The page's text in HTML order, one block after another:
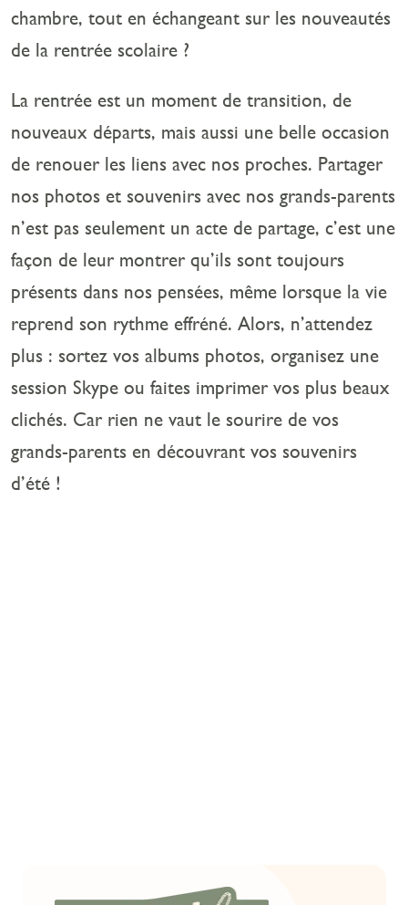
chambre, tout en échangeant sur les nouveautés
de la rentrée scolaire ?
La rentrée est un moment de transition, de
nouveaux départs, mais aussi une belle occasion
de renouer les liens avec nos proches. Partager
nos photos et souvenirs avec nos grands-parents
n’est pas seulement un acte de partage, c’est une
façon de leur montrer qu’ils sont toujours
présents dans nos pensées, même lorsque la vie
reprend son rythme effréné. Alors, n’attendez
plus : sortez vos albums photos, organisez une
session Skype ou faites imprimer vos plus beaux
clichés. Car rien ne vaut le sourire de vos
grands-parents en découvrant vos souvenirs
d’été !